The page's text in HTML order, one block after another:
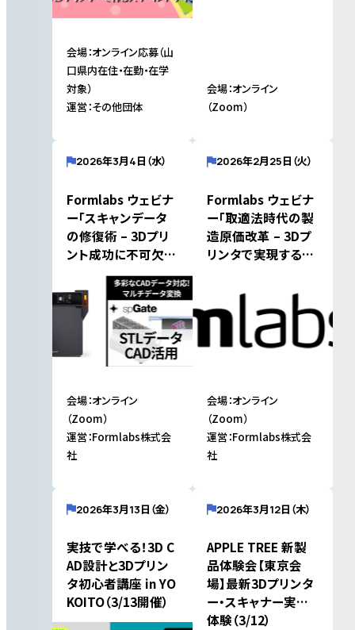
会場：オンライン応募（山
口県内在住・在勤・在学
対象）
運営：その他団体
会場：オンライン
（Zoom）
2026年3月4日（水）
Formlabs ウェビナ
ー「スキャンデータ
の修復術 – 3Dプリ
ント成功に不可欠な
データ変換」（3/4開
催）
会場：オンライン
（Zoom）
運営：Formlabs株式会
社
2026年2月25日（火）
Formlabs ウェビナ
ー「取適法時代の製
造原価改革 – 3Dプ
リンタで実現する内
会場：オンライン
（Zoom）
運営：Formlabs株式会
社
2026年3月13日（金）
実技で学べる！3D C
AD設計と3Dプリン
タ初心者講座 in YO
KOITO（3/13開催）
2026年3月12日（木）
APPLE TREE 新製
品体験会【東京会
場】最新3Dプリンタ
ー・スキャナー実機
体験（3/12）